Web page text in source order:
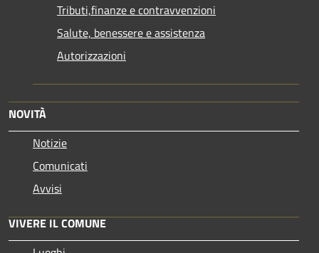
Tributi,finanze e contravvenzioni
Salute, benessere e assistenza
Autorizzazioni
NOVITÀ
Notizie
Comunicati
Avvisi
VIVERE IL COMUNE